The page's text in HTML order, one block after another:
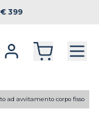
€ 399
ad avvitamento corpo fisso